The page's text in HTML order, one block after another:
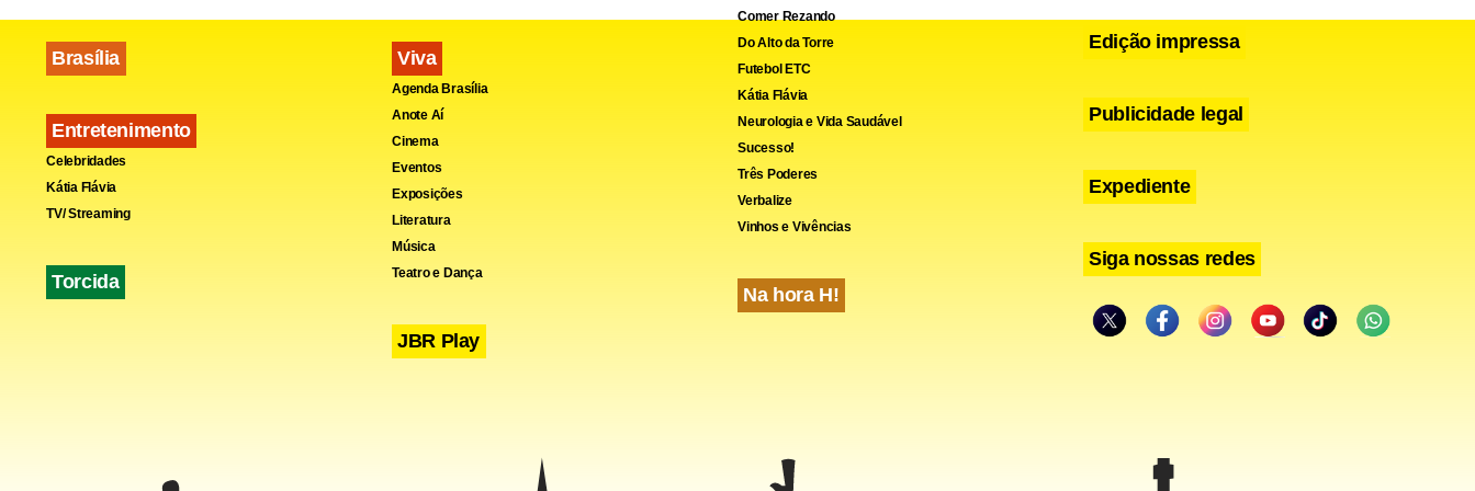
são do jornalO Estado de S. Paulo.
Fonte:Estadao Conteudo
Brasília
Entretenimento
Celebridades
Kátia Flávia
TV/ Streaming
Torcida
Viva
Agenda Brasília
Anote Aí
Cinema
Eventos
Exposições
Literatura
Música
Teatro e Dança
JBR Play
Comer Rezando
Do Alto da Torre
Futebol ETC
Kátia Flávia
Neurologia e Vida Saudável
Sucesso!
Três Poderes
Verbalize
Vinhos e Vivências
Na hora H!
Edição impressa
Publicidade legal
Expediente
Siga nossas redes